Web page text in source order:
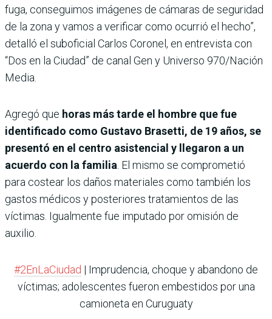
fuga, conseguimos imágenes de cámaras de seguridad
de la zona y vamos a verificar como ocurrió el hecho”,
detalló el suboficial Carlos Coronel, en entrevista con
“Dos en la Ciudad” de canal Gen y Universo 970/Nación
Media.
Agregó que horas más tarde el hombre que fue
identificado como Gustavo Brasetti, de 19 años, se
presentó en el centro asistencial y llegaron a un
acuerdo con la familia. El mismo se comprometió
para costear los daños materiales como también los
gastos médicos y posteriores tratamientos de las
víctimas. Igualmente fue imputado por omisión de
auxilio.
#2EnLaCiudad | Imprudencia, choque y abandono de
víctimas; adolescentes fueron embestidos por una
camioneta en Curuguaty